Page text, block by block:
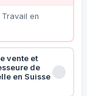
Travail en
vente et
de
en Suisse